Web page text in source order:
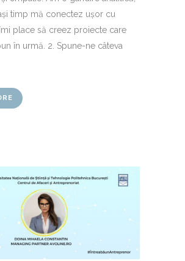
timp mă conectez ușor cu
place să creez proiecte care
în urmă. 2. Spune-ne câteva